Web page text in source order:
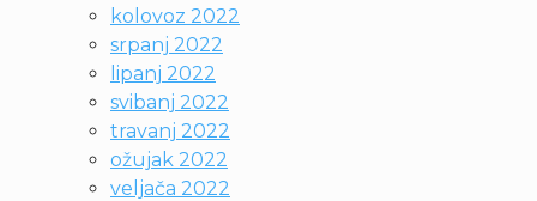
kolovoz 2022
srpanj 2022
lipanj 2022
svibanj 2022
travanj 2022
ožujak 2022
veljača 2022